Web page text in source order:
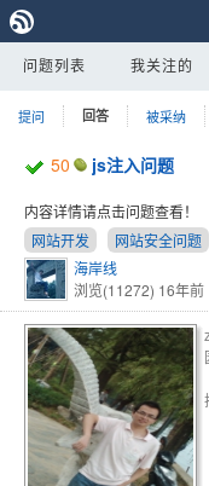
问题列表 我关注的
提问 回答 被采纳
50 js注入问题
内容详情请点击问题查看！
网站开发
网站安全问题
海岸线
浏览(11272) 16年前